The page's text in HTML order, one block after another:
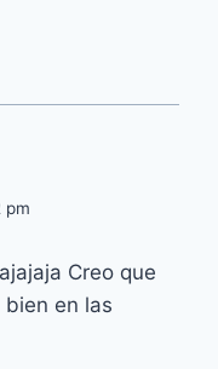
pm
Creo que
en las